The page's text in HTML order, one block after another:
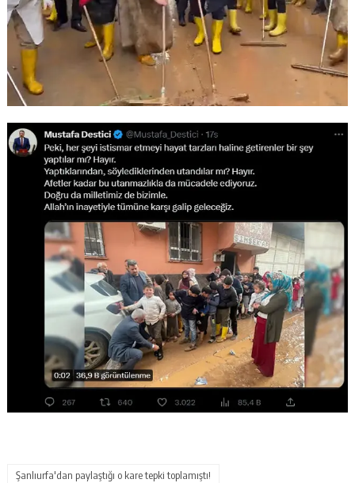
Şanlıurfa'dan paylaştığı o kare tepki toplamıştı!